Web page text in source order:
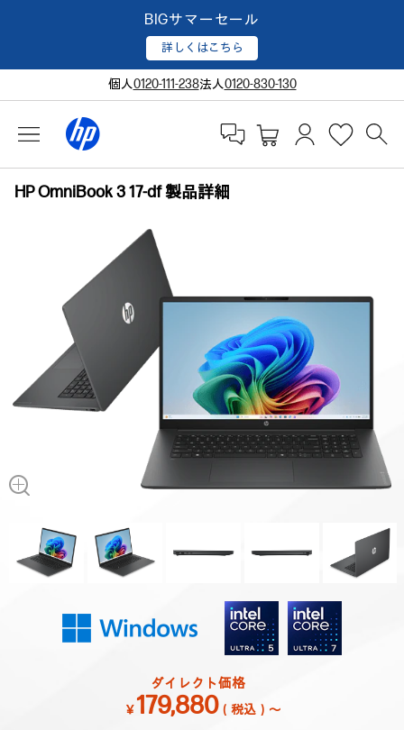
BIGサマーセール
詳しくはこちら
個人0120-111-238法人0120-830-130
HP OmniBook 3 17-df 製品詳細
ダイレクト価格
￥179,880（税込）～